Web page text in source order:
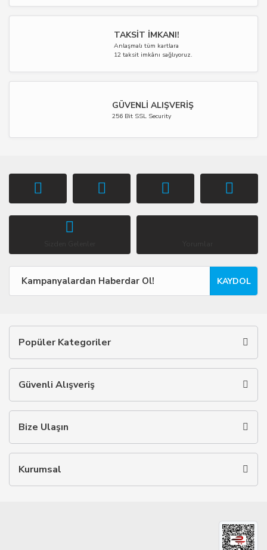
TAKSİT İMKANI!
Anlaşmalı tüm kartlara
12 taksit imkânı sağlıyoruz.
GÜVENLİ ALIŞVERİŞ
256 Bit SSL Security
KAYDOL
Popüler Kategoriler
Güvenli Alışveriş
Bize Ulaşın
Kurumsal